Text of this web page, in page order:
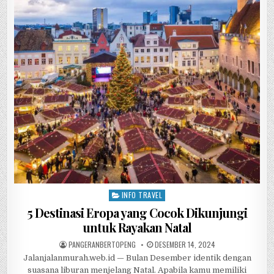
e
b
o
o
k
te
r
s
A
p
p
h
at
e
Posted in
INFO TRAVEL
5 Destinasi Eropa yang Cocok Dikunjungi
untuk Rayakan Natal
AUTHOR:
PANGERANBERTOPENG PUBLISHED DATE:
DESEMBER 14, 2024
Jalanjalanmurah.web.id — Bulan Desember identik dengan
suasana liburan menjelang Natal. Apabila kamu memiliki